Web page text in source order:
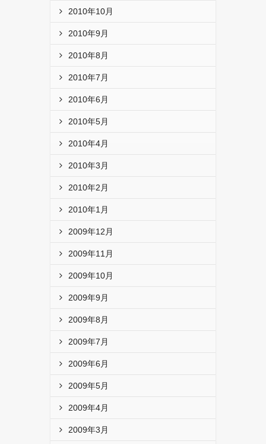
2010年10月
2010年9月
2010年8月
2010年7月
2010年6月
2010年5月
2010年4月
2010年3月
2010年2月
2010年1月
2009年12月
2009年11月
2009年10月
2009年9月
2009年8月
2009年7月
2009年6月
2009年5月
2009年4月
2009年3月